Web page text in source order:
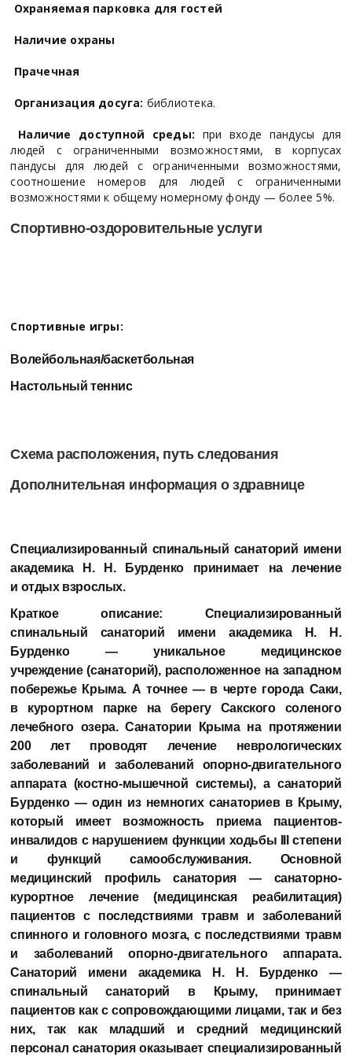
Охраняемая парковка для гостей
Наличие охраны
Прачечная
Организация досуга: библиотека.
Наличие доступной среды: при входе пандусы для
людей с ограниченными возможностями, в корпусах
пандусы для людей с ограниченными возможностями,
соотношение номеров для людей с ограниченными
возможностями к общему номерному фонду — более 5%.
Спортивно-оздоровительные услуги
Спортивные игры:
Волейбольная/баскетбольная
Настольный теннис
Схема расположения, путь следования
Дополнительная информация о здравнице
Специализированный спинальный санаторий имени
академика Н. Н. Бурденкопринимает на лечение
и отдых взрослых.
Краткое описание: Специализированный
спинальный санаторий имени академика Н. Н.
Бурденко — уникальное медицинское
учреждение (санаторий), расположенное на западном
побережье Крыма. А точнее — в черте города Саки,
в курортном парке на берегу Сакского соленого
лечебного озера. Санатории Крыма на протяжении
200 лет проводят лечение неврологических
заболеваний и заболеваний опорно-двигательного
аппарата (костно-мышечной системы), а санаторий
Бурденко — один из немногих санаториев в Крыму,
который имеет возможность приема пациентов-
инвалидов с нарушением функции ходьбы III степени
и функций самообслуживания. Основной
медицинский профиль санатория — санаторно-
курортное лечение (медицинская реабилитация)
пациентов с последствиями травм и заболеваний
спинного и головного мозга, с последствиями травм
и заболеваний опорно-двигательного аппарата.
Санаторий имени академика Н. Н. Бурденко —
спинальный санаторий в Крыму, принимает
пациентов как с сопровождающими лицами, так и без
них, так как младший и средний медицинский
персонал санатория оказывает специализированный